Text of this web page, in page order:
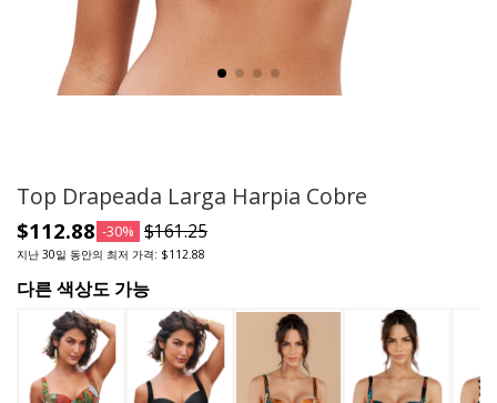
Top Drapeada Larga Harpia Cobre
$112.88 -30% $161.25
지난 30일 동안의 최저 가격: $112.88
다른 색상도 가능